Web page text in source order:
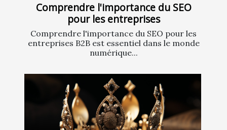
Comprendre l'importance du SEO
pour les entreprises
Comprendre l'importance du SEO pour les
entreprises B2B est essentiel dans le monde
numérique...